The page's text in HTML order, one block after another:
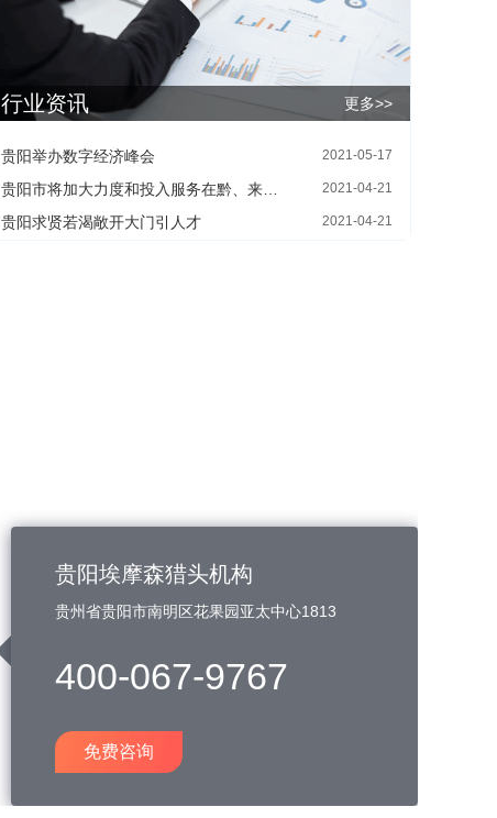
行业资讯 更多>>
贵阳举办数字经济峰会 2021-05-17
2021-04-21
贵阳求贤若渴敞开大门引人才 2021-04-21
贵阳埃摩森猎头机构
贵州省贵阳市南明区花果园亚太中心1813
400-067-9767
免费咨询